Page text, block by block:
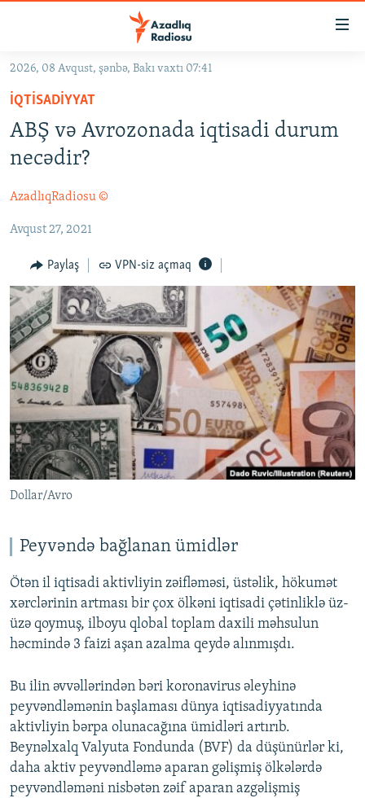
Əsas
qayıt
Əsas
naviqasiyaya
qayıt
Axtarışa
GÜNDƏM
KORRUPSIOMETR
FƏRQƏ BAX
QANUNI DOĞRU
ARAŞDIRMA
MULTIMEDIA
VIDEO
FOTOQALEREYA
İNFOQRAFIKA
KARIKATURA
RADIO ARXIV
OXU ZALI
AZƏRBAYCAN ƏDƏBIYYATI KITABXANASI
İSLAM VƏ DEMOKRATIYA
İZ - MƏDƏNIYYƏT PROQRAMI
HAQQIMIZDA
MISSIYAMIZ
PEŞƏ ETIKASI VƏ JURNALISTIKA STANDARTLARIMIZ
MATERIALLARIMIZDAN ISTIFADƏ
AZADLIQRADIOSU MOBIL TELEFONUNUZDA
BIZIMLƏ ƏLAQƏ
BIZI IZLƏ
RFE/RL-in bütün saytları
2026, 08 Avqust, şənbə, Bakı vaxtı 07:41
İQTISADIYYAT
ABŞ və Avrozonada iqtisadi durum
necədir?
AzadlıqRadiosu ©
Avqust 27, 2021
Paylaş VPN-siz açmaq
Dollar/Avro
Peyvəndə bağlanan ümidlər
Ötən il iqtisadi aktivliyin zəifləməsi, üstəlik, hökumət
xərclərinin artması bir çox ölkəni iqtisadi çətinliklə üz-
üzə qoymuş, ilboyu qlobal toplam daxili məhsulun
həcmində 3 faizi aşan azalma qeydə alınmışdı.
Bu ilin əvvəllərindən bəri koronavirus əleyhinə
peyvəndləmənin başlaması dünya iqtisadiyyatında
aktivliyin bərpa olunacağına ümidləri artırıb.
Beynəlxalq Valyuta Fondunda (BVF) da düşünürlər ki,
daha aktiv peyvəndləmə aparan gəlişmiş ölkələrdə
peyvəndləməni nisbətən zəif aparan azgəlişmiş